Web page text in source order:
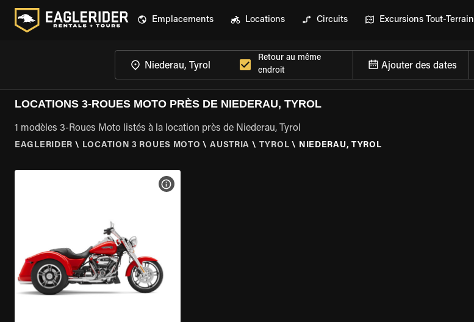
Emplacements Locations Circuits Excursions Tout-Terrain
Retour au même
endroit
Ajouter des dates
LOCATIONS 3-ROUES MOTO PRÈS DE NIEDERAU, TYROL
1 modèles 3-Roues Moto listés à la location près de Niederau, Tyrol
EAGLERIDER \ LOCATION 3 ROUES MOTO \ AUSTRIA \ TYROL \ NIEDERAU, TYROL
VOIR LES SPÉCIFICATIONS DE LA MOTO